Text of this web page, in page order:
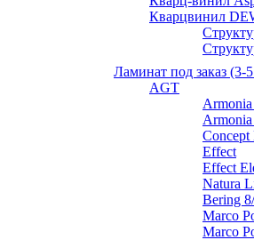
Кварцвинил
Ламинат под заказ (3-
AGT
Concept
Effect
Effect
Natura
Bering
Marco
Marco